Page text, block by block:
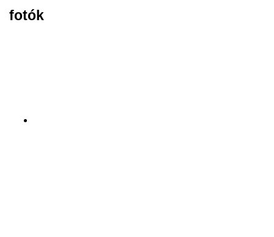
fotók